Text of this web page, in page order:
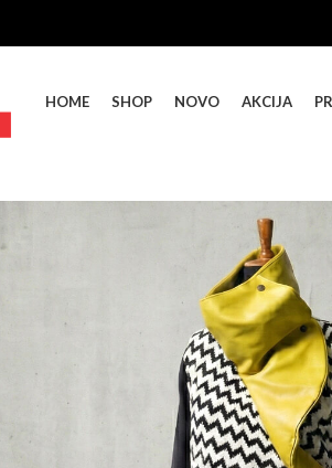
HOME SHOP NOVO AKCIJA